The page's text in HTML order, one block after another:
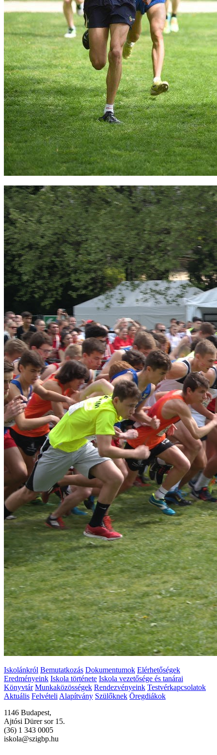
Iskolánkról Bemutatkozás Dokumentumok Elérhetőségek
Eredményeink Iskola története Iskola vezetősége és tanárai
Könyvtár Munkaközösségek Rendezvényeink Testvérkapcsolatok
Aktuális Felvételi Alapítvány Szülőknek Öregdiákok
1146 Budapest,
Ajtósi Dürer sor 15.
(36) 1 343 0005
iskola@szigbp.hu